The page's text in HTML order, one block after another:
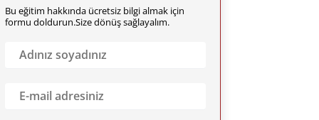
Bu eğitim hakkında ücretsiz bilgi almak için
formu doldurun.Size dönüş sağlayalım.